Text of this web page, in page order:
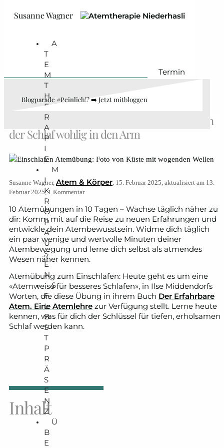
Zum Hauptinhalt springen
Susanne Wagner
A
T
E
M
T
H
E
R
A
P
I
E
M
I
K
R
O
P
A
U
S
E
N
S
E
L
B
S
T
P
R
Ä
S
E
N
Z
Ü
B
E
Termin
Blogparade #Peinlich!? ➡️ Jetzt mitbloggen
Atemübung zum Einschlafen: So nimmt dich
der Schlaf wohlig in den Arm
Susanne Wagner, Atem & Körper, 15. Februar 2025, aktualisiert am 13.
Februar 2025, 1 Kommentar
10 Atemübungen in 10 Tagen – Wachse täglich näher zu
dir: Komm mit auf die Reise zu neuen Erfahrungen und
entwickle dein Atembewusstsein. Widme dich täglich
ein paar wenige und wertvolle Minuten deiner
Atembewegung und lerne dich selbst als atmendes
Wesen näher kennen.
Atemübung zum Einschlafen: Heute geht es um eine
«Atemweise für besseres Schlafen», in Ilse Middendorfs
Worten, die diese Übung in ihrem Buch Der Erfahrbare
Atem. Eine Atemlehre zur Verfügung stellt. Lerne heute
kennen, was für dich der Schlüssel für tiefen, erholsamen
Schlaf werden kann.
Inhalt